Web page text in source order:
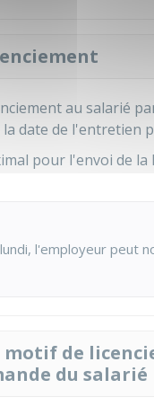
au salarié
date de l'entretien
pour l'envoi de
l'employeur peut
motif de
du salarié